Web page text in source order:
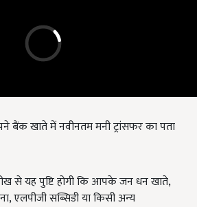
बैंक खाते में नवीनतम मनी ट्रांसफर का पता
से यह पुष्टि होगी कि आपके जन धन खाते,
एलपीजी सब्सिडी या किसी अन्य